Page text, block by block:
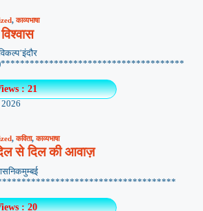
,काव्यभाषा
: 21
,कविता,काव्यभाषा
से दिल की आवाज़
: 20